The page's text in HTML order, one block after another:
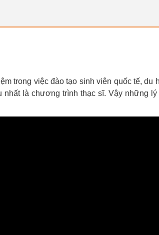
trong việc đào tạo sinh viên quốc tế, du
nhất là chương trình thạc sĩ. Vậy những lý